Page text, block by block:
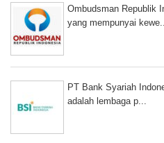
Ombudsman Republik
yang mempunyai kewe...
PT Bank Syariah
adalah lembaga p...